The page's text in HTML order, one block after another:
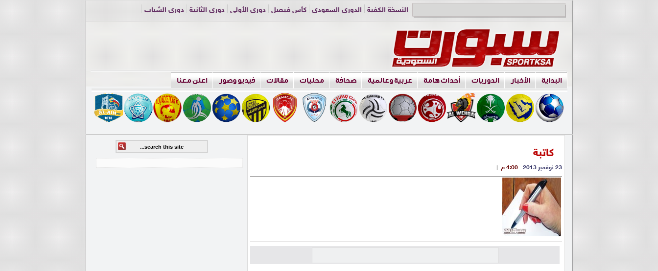
النسخة الكفية الدوري السعودي كأس فيصل دوري الأولى دوري الثانية
دوري الشباب
البداية الأخبار الدوريات أحداث هامة عربية وعالمية صحافة محليات مقالات فيديو وصور اعلن معنا
كاتبة
23 نوفمبر 2013 ــ 4:00 م |